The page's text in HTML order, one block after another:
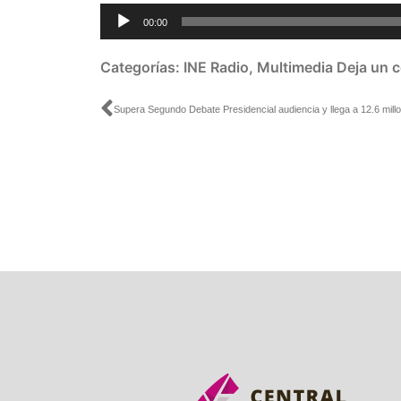
Reproductor
de
audio
00:00
Categorías: INE Radio, Multimedia Deja un
Ant